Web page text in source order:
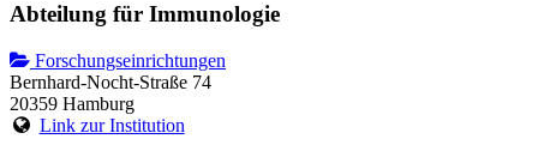
Abteilung für Immunologie
Forschungseinrichtungen
Bernhard-Nocht-Straße 74
20359 Hamburg
Link zur Institution